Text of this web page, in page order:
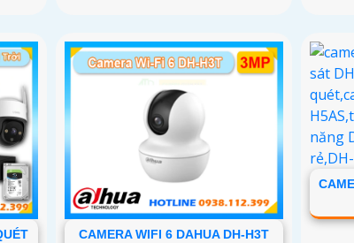
CAMERA WIFI 6 DAHUA DH-H3T